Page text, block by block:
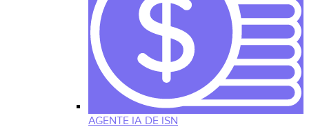
AGENTE IA DE ISN